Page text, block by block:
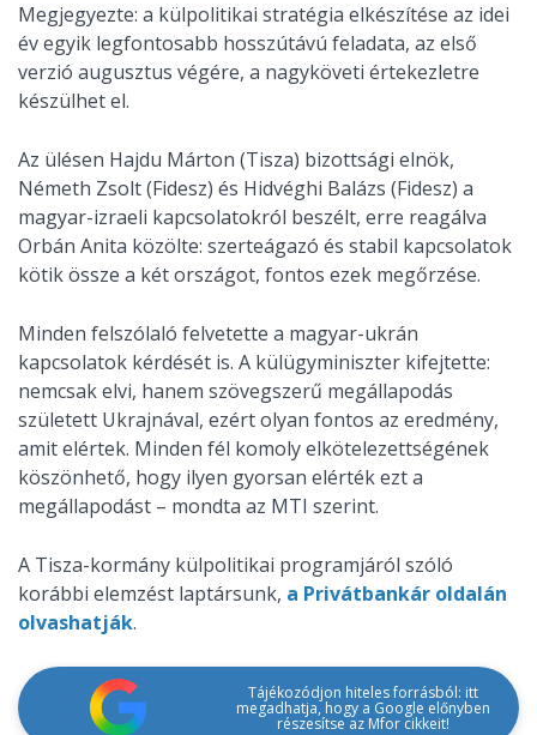
Megjegyezte: a külpolitikai stratégia elkészítése az idei
év egyik legfontosabb hosszútávú feladata, az első
verzió augusztus végére, a nagyköveti értekezletre
készülhet el.
Az ülésen Hajdu Márton (Tisza) bizottsági elnök,
Németh Zsolt (Fidesz) és Hidvéghi Balázs (Fidesz) a
magyar-izraeli kapcsolatokról beszélt, erre reagálva
Orbán Anita közölte: szerteágazó és stabil kapcsolatok
kötik össze a két országot, fontos ezek megőrzése.
Minden felszólaló felvetette a magyar-ukrán
kapcsolatok kérdését is. A külügyminiszter kifejtette:
nemcsak elvi, hanem szövegszerű megállapodás
született Ukrajnával, ezért olyan fontos az eredmény,
amit elértek. Minden fél komoly elkötelezettségének
köszönhető, hogy ilyen gyorsan elérték ezt a
megállapodást – mondta az MTI szerint.
A Tisza-kormány külpolitikai programjáról szóló
korábbi elemzést laptársunk, a Privátbankár oldalán
olvashatják.
Tájékozódjon hiteles forrásból: itt
megadhatja, hogy a Google előnyben
részesítse az Mfor cikkeit!